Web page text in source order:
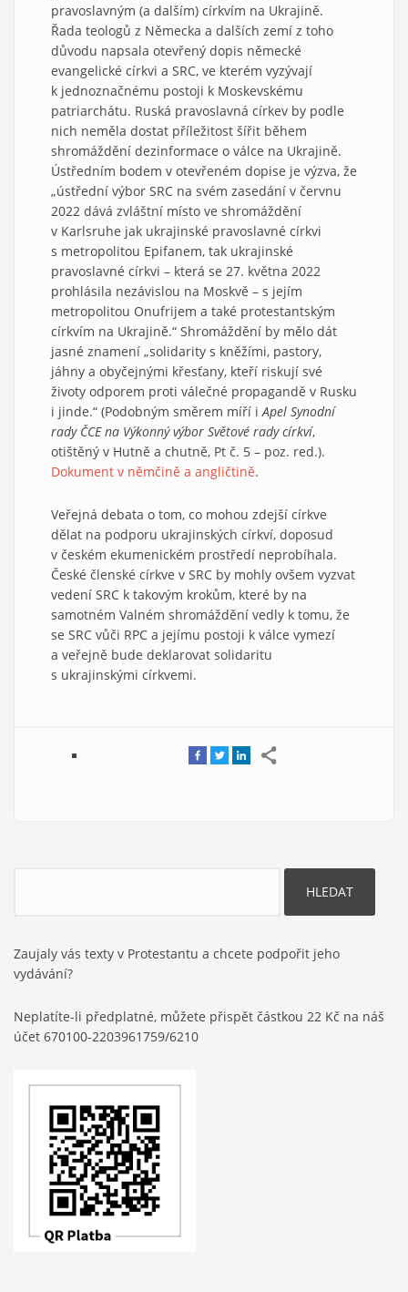
pravoslavným (a dalším) církvím na Ukrajině.
Řada teologů z Německa a dalších zemí z toho
důvodu napsala otevřený dopis německé
evangelické církvi a SRC, ve kterém vyzývají
k jednoznačnému postoji k Moskevskému
patriarchátu. Ruská pravoslavná církev by podle
nich neměla dostat příležitost šířit během
shromáždění dezinformace o válce na Ukrajině.
Ústředním bodem v otevřeném dopise je výzva, že
„ústřední výbor SRC na svém zasedání v červnu
2022 dává zvláštní místo ve shromáždění
v Karlsruhe jak ukrajinské pravoslavné církvi
s metropolitou Epifanem, tak ukrajinské
pravoslavné církvi – která se 27. května 2022
prohlásila nezávislou na Moskvě – s jejím
metropolitou Onufrijem a také protestantským
církvím na Ukrajině.“ Shromáždění by mělo dát
jasné znamení „solidarity s kněžími, pastory,
jáhny a obyčejnými křesťany, kteří riskují své
životy odporem proti válečné propagandě v Rusku
i jinde.“ (Podobným směrem míří i Apel Synodní
rady ČCE na Výkonný výbor Světové rady církví,
otištěný v Hutně a chutně, Pt č. 5 – poz. red.).
Dokument v němčině a angličtině.
Veřejná debata o tom, co mohou zdejší církve
dělat na podporu ukrajinských církví, doposud
v českém ekumenickém prostředí neprobíhala.
České členské církve v SRC by mohly ovšem vyzvat
vedení SRC k takovým krokům, které by na
samotném Valném shromáždění vedly k tomu, že
se SRC vůči RPC a jejímu postoji k válce vymezí
a veřejně bude deklarovat solidaritu
s ukrajinskými církvemi.
Zaujaly vás texty v Protestantu a chcete podpořit jeho
vydávání?
Neplatíte-li předplatné, můžete přispět částkou 22 Kč na náš
účet 670100-2203961759/6210